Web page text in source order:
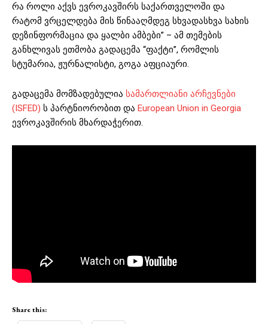
რა როლი აქვს ევროკავშირს საქართველოში და
რატომ ვრცელდება მის წინააღმდეგ სხვადასხვა სახის
დეზინფორმაცია და ყალბი ამბები” – ამ თემების
განხლივას ეთმობა გადაცემა “ფაქტი”, რომლის
სტუმარია, ჟურნალისტი, გოგა აფციაური.
გადაცემა მომზადებულია სამართლიანი არჩევნები
(ISFED) ს პარტნიორობით და European Union in Georgia
ევროკავშირის მხარდაჭერით.
Share this: